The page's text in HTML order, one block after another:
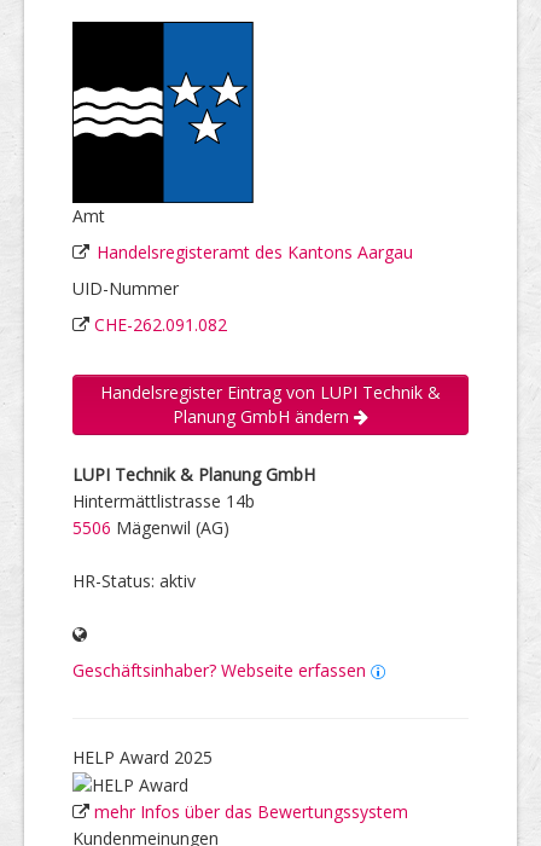
Amt
Handelsregisteramt des Kantons Aargau
UID-Nummer
CHE-262.091.082
Handelsregister Eintrag von LUPI Technik &
Planung GmbH ändern
LUPI Technik & Planung GmbH
Hintermättlistrasse 14b
5506 Mägenwil (AG)
HR-Status: aktiv
Geschäftsinhaber? Webseite erfassen
HELP Award 2025
mehr Infos über das Bewertungssystem
Kundenmeinungen